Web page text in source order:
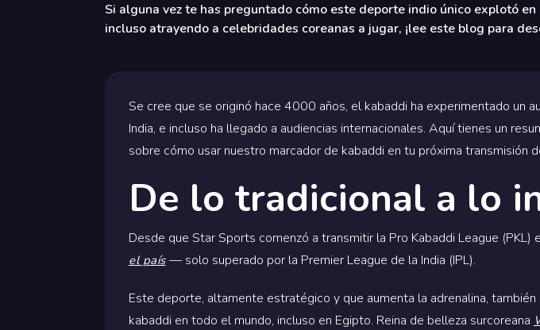
Si alguna vez te has preguntado cómo este deporte indio único explotó
incluso atrayendo a celebridades coreanas a jugar, ¡lee este blog para
Se cree que se originó hace 4000 años, el kabaddi ha experimentado
India, e incluso ha llegado a audiencias internacionales. Aquí tienes un
sobre cómo usar nuestro marcador de kabaddi en tu próxima transmisión
De lo tradicional a lo
Desde que Star Sports comenzó a transmitir la Pro Kabaddi League
el país— solo superado por la Premier League de la India (IPL).
Este deporte, altamente estratégico y que aumenta la adrenalina,
kabaddi en todo el mundo, incluso en Egipto. Reina de belleza surcoreana